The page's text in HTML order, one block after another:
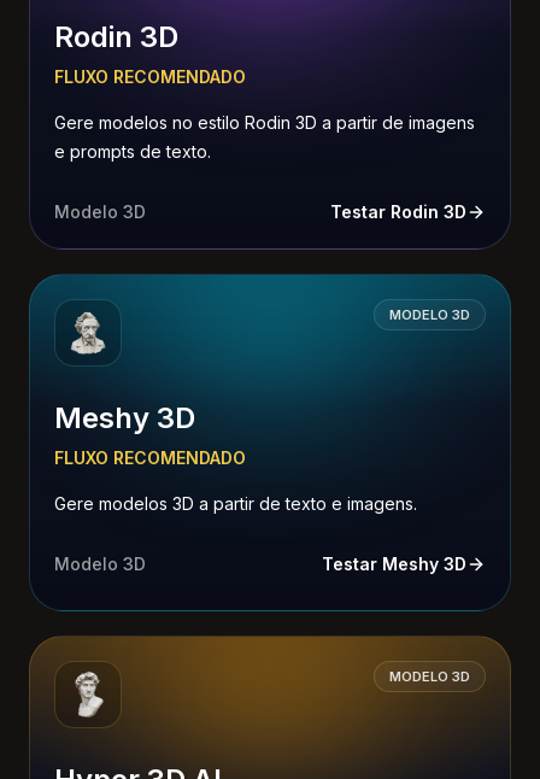
Rodin 3D
FLUXO RECOMENDADO
Gere modelos no estilo Rodin 3D a partir de imagens
e prompts de texto.
Modelo 3D Testar Rodin 3D
MODELO 3D
Meshy 3D
FLUXO RECOMENDADO
Gere modelos 3D a partir de texto e imagens.
Modelo 3D Testar Meshy 3D
MODELO 3D